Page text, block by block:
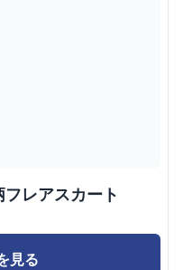
レアスカート
見る